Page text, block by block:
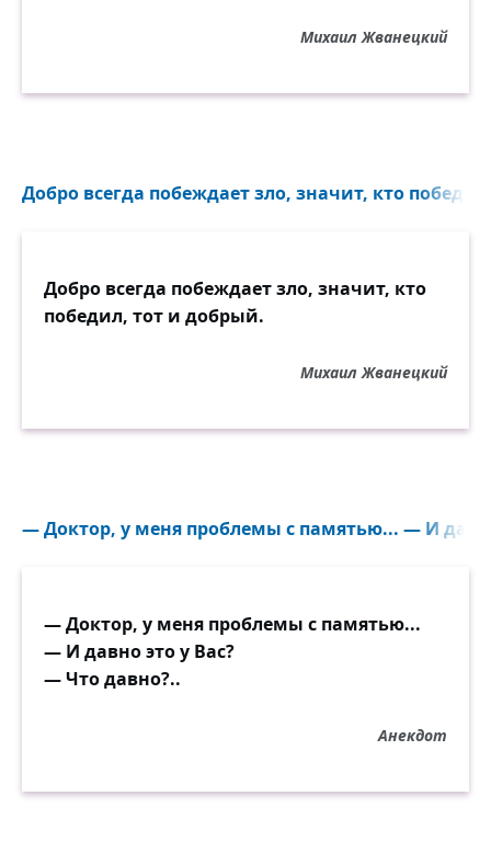
Михаил Жванецкий
Добро всегда побеждает зло, значит, кто
Добро всегда побеждает зло, значит, кто
победил, тот и добрый.
Михаил Жванецкий
— Доктор, у меня проблемы с памятью... — И
— Доктор, у меня проблемы с памятью...
— И давно это у Вас?
— Что давно?..
Анекдот